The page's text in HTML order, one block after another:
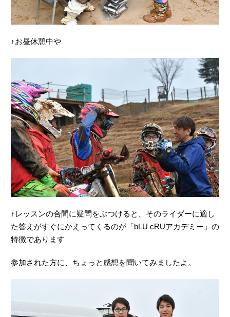
↑お昼休憩中や
↑レッスンの合間に疑問をぶつけると、そのライダーに適し
た答えがすぐにかえってくるのが「bLU cRUアカデミー」の
特徴であります
参加された方に、ちょっと感想を聞いてみましたよ。